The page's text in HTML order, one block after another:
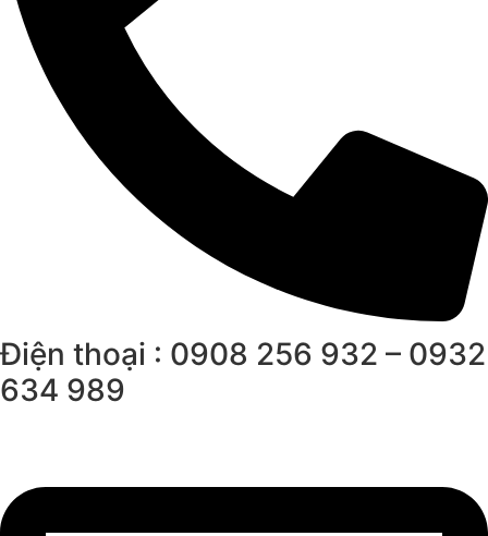
Điện thoại : 0908 256 932 – 0932
634 989